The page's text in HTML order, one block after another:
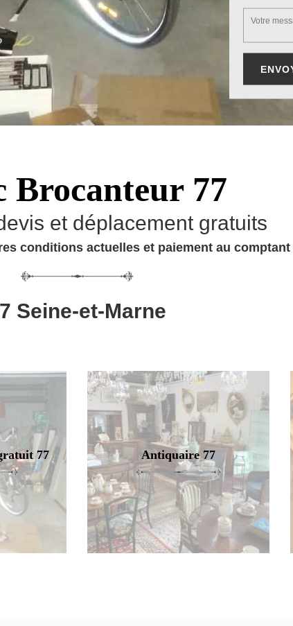
Brocanteur 77
et déplacement gratuits
conditions actuelles et paiement au comptant
Seine-et-Marne
77 Antiquaire 77